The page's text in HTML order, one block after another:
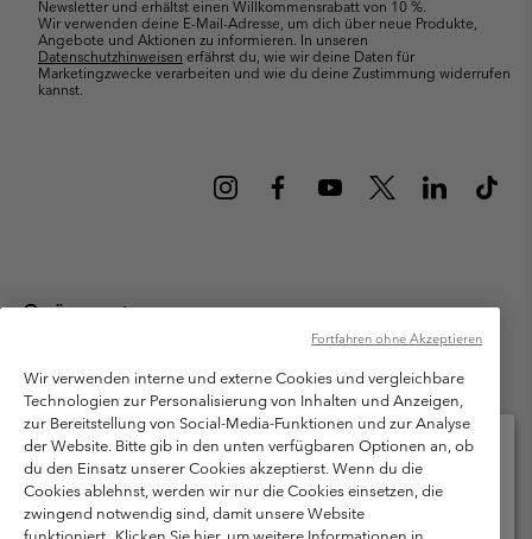
Newsletter und erhältst einen Willkommensrabatt von 10 %.
Wir verwenden deine E-Mail-Adresse, um dich über neue Produkte,
Angebote und Aktionen zu informieren. In unseren
Datenschutzhinweisen erfährst du, wie wir deine Daten für
Marketingzwecke verarbeiten und wie du deine Zustimmung widerrufen
kannst.
Österreich
Columbia Sportswear Austria GmbH. Moosfeldstraße 1, 5101
Bergheim, Salzburg Österreich. Alle Rechte vorbehalten.
Nutzungsbedingungen
Allgemeine Verkaufsbedingungen
Garantie
Datenschutzerklärung
Bestimmungen und Bedingungen des Mitglieder Programms
Nutzungsbedingungen Für Nutzergenerierte Inhalte
Wir verwenden interne und externe Cookies und vergleichbare
Technologien zur Personalisierung von Inhalten und Anzeigen,
zur Bereitstellung von Social-Media-Funktionen und zur Analyse
der Website. Bitte gib in den unten verfügbaren Optionen an, ob
du den Einsatz unserer Cookies akzeptierst. Wenn du die
Cookies ablehnst, werden wir nur die Cookies einsetzen, die
zwingend notwendig sind, damit unsere Website
Fortfahren ohne Akzeptieren
Bitte wählen Sie Ihr Lieferland und Ihre Sprache
Online-Einkauf verfügbar